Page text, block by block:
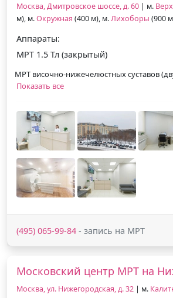
Москва, Дмитровское шоссе, д. 60 | м.
м), м.Окружная (400 м), м.Лихоборы (900
Аппараты:
МРТ 1.5 Тл (закрытый)
МРТ височно-нижечелюстных суставов
Показать все
(495) 065-99-84 - запись на МРТ
Московский центр МРТ на
Москва, ул. Нижегородская, д. 32 | м.